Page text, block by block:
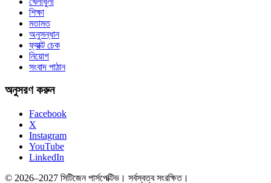
শিক্ষা
মতামত
অনুসন্ধান
ফ্যাক্ট চেক
নিয়োগ
সংবাদ পাঠান
অনুসরণ করুন
Facebook
X
Instagram
YouTube
LinkedIn
© 2026–2027 সিটিজেন পার্সপেক্টিভ। সর্বস্বত্ব সংরক্ষিত।